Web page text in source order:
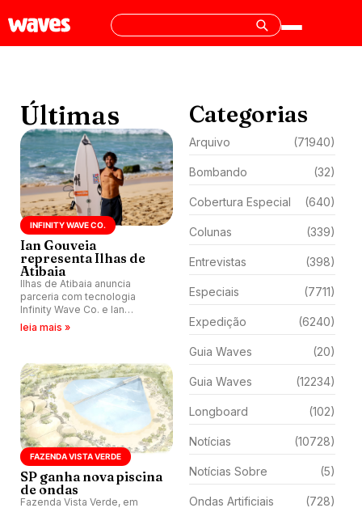
Últimas
INFINITY WAVE CO.
Ian Gouveia
representa Ilhas de
Atibaia
Ilhas de Atibaia anuncia
parceria com tecnologia
Infinity Wave Co. e Ian
Gouveia como embaixador da
leia mais »
FAZENDA VISTA VERDE
SP ganha nova piscina
de ondas
Fazenda Vista Verde, em
Categorias
Arquivo (71940)
Bombando (32)
Cobertura Especial (640)
Colunas (339)
Entrevistas (398)
Especiais (7711)
Expedição (6240)
Guia Waves (20)
Guia Waves (12234)
Longboard (102)
Notícias (10728)
Notícias Sobre (5)
Ondas Artificiais (728)